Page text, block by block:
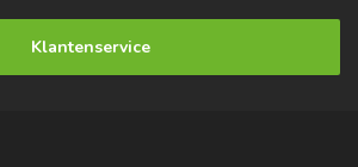
Klantenservice